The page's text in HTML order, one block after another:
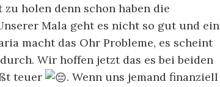
holen denn schon haben die
Mala geht es nicht so gut und ein
macht das Ohr Probleme, es scheint
Wir hoffen jetzt das es bei beiden
teuer
. Wenn uns jemand finanziell